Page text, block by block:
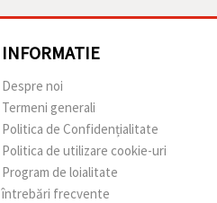
INFORMATIE
Despre noi
Termeni generali
Politica de Confidențialitate
Politica de utilizare cookie-uri
Program de loialitate
întrebări frecvente